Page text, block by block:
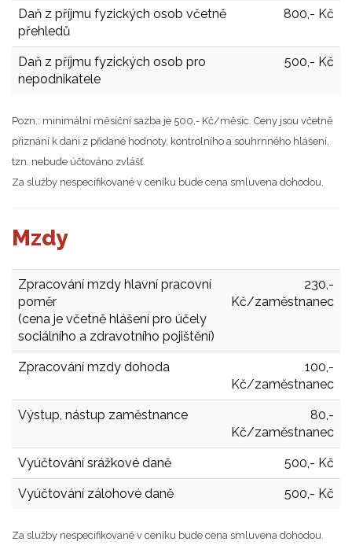
Daň z příjmu fyzických osob včetně
přehledů
800,- Kč
Daň z příjmu fyzických osob pro
nepodnikatele
500,- Kč
Pozn.: minimální měsíční sazba je 500,- Kč/měsíc. Ceny jsou včetně
přiznání k dani z přidané hodnoty, kontrolního a souhrnného hlášení,
tzn. nebude účtováno zvlášť.
Za služby nespecifikované v ceníku bude cena smluvena dohodou.
Mzdy
Zpracování mzdy hlavní pracovní
poměr
(cena je včetně hlášení pro účely
sociálního a zdravotního pojištění)
230,-
Kč/zaměstnanec
Zpracování mzdy dohoda
100,-
Kč/zaměstnanec
Výstup, nástup zaměstnance
80,-
Kč/zaměstnanec
Vyúčtování srážkové daně 500,- Kč
Vyúčtování zálohové daně 500,- Kč
Za služby nespecifikované v ceníku bude cena smluvena dohodou.